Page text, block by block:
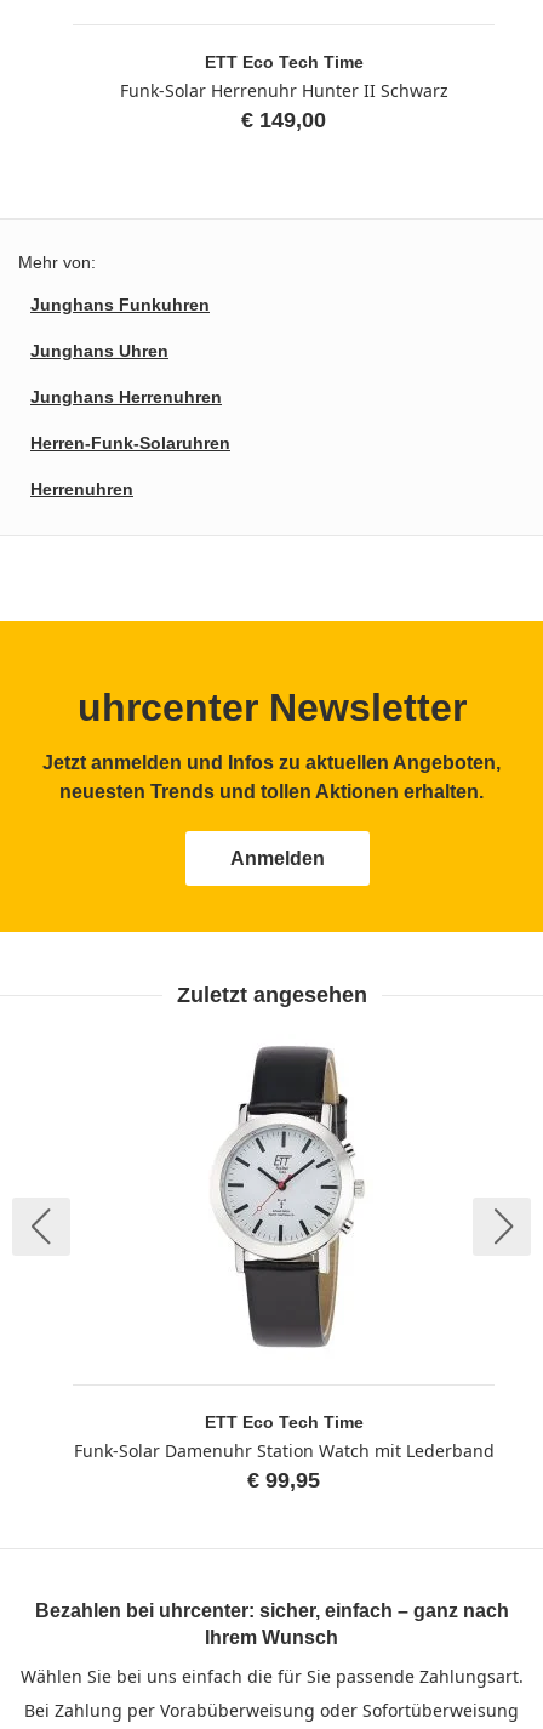
ETT Eco Tech Time
Funk-Solar Herrenuhr Hunter II Schwarz
€ 149,00
Mehr von:
Junghans Funkuhren
Junghans Uhren
Junghans Herrenuhren
Herren-Funk-Solaruhren
Herrenuhren
uhrcenter Newsletter
Jetzt anmelden und Infos zu aktuellen Angeboten,
neuesten Trends und tollen Aktionen erhalten.
Anmelden
Zuletzt angesehen
ETT Eco Tech Time
Funk-Solar Damenuhr Station Watch mit Lederband
€ 99,95
Bezahlen bei uhrcenter: sicher, einfach – ganz nach
Ihrem Wunsch
Wählen Sie bei uns einfach die für Sie passende Zahlungsart.
Bei Zahlung per Vorabüberweisung oder Sofortüberweisung